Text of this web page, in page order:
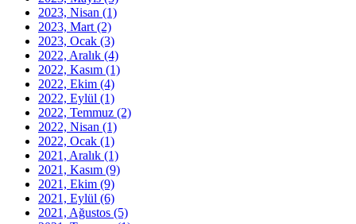
2023, Nisan (1)
2023, Mart (2)
2023, Ocak (3)
2022, Aralık (4)
2022, Kasım (1)
2022, Ekim (4)
2022, Eylül (1)
2022, Temmuz (2)
2022, Nisan (1)
2022, Ocak (1)
2021, Aralık (1)
2021, Kasım (9)
2021, Ekim (9)
2021, Eylül (6)
2021, Ağustos (5)